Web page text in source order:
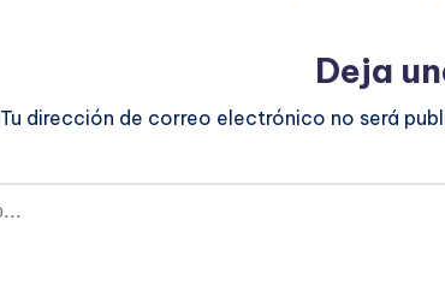
Deja
Tu dirección de correo electrónico no será